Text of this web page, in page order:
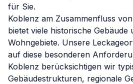
für Sie.
Koblenz am Zusammenfluss
bietet viele historische Gebäude
Wohngebiete. Unsere
auf diese besonderen
Koblenz berücksichtigen wir
Gebäudestrukturen, regionale